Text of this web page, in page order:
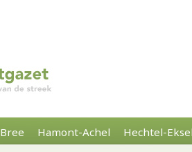
Bree Hamont-Achel Hechtel-